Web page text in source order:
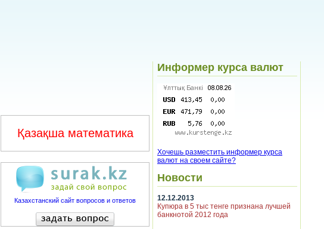
Қазақша математика
Казахстанский сайт вопросов и ответов
Информер курса валют
Хочешь разместить информер курса
валют на своем сайте?
Новости
12.12.2013
Купюра в 5 тыс тенге признана лучшей
банкнотой 2012 года